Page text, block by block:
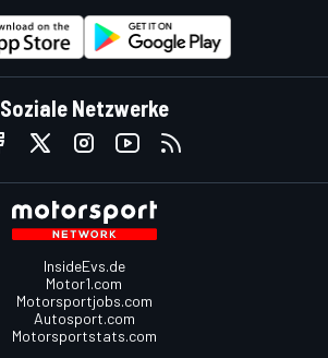
Soziale Netzwerke
InsideEvs.de
Motor1.com
Motorsportjobs.com
Autosport.com
Motorsportstats.com